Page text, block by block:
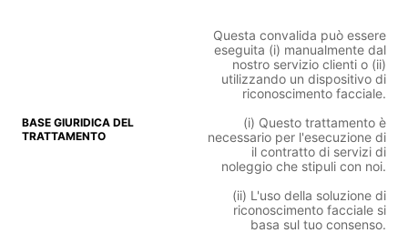
Questa convalida può essere
eseguita (i) manualmente dal
nostro servizio clienti o (ii)
utilizzando un dispositivo di
riconoscimento facciale.
(i) Questo trattamento è
necessario per l'esecuzione di
il contratto di servizi di
noleggio che stipuli con noi.
(ii) L'uso della soluzione di
riconoscimento facciale si
basa sul tuo consenso.